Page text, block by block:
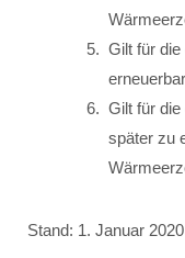
Gilt für die
Gilt für die
später zu
Stand: 1. Januar 2020